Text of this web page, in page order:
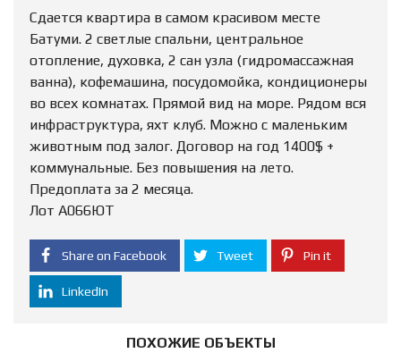
Сдается квартира в самом красивом месте
Батуми. 2 светлые спальни, центральное
отопление, духовка, 2 сан узла (гидромассажная
ванна), кофемашина, посудомойка, кондиционеры
во всех комнатах. Прямой вид на море. Рядом вся
инфраструктура, яхт клуб. Можно с маленьким
животным под залог. Договор на год 1400$ +
коммунальные. Без повышения на лето.
Предоплата за 2 месяца.
Лот А066ЮТ
Share on Facebook Tweet Pin it
LinkedIn
ПОХОЖИЕ ОБЪЕКТЫ